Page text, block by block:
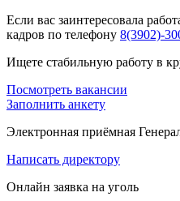
Если вас заинтересовала
кадров по телефону 8(3902)-
Ищете стабильную работу в
Посмотреть вакансии
Заполнить анкету
Электронная приёмная
Написать директору
Онлайн заявка на уголь